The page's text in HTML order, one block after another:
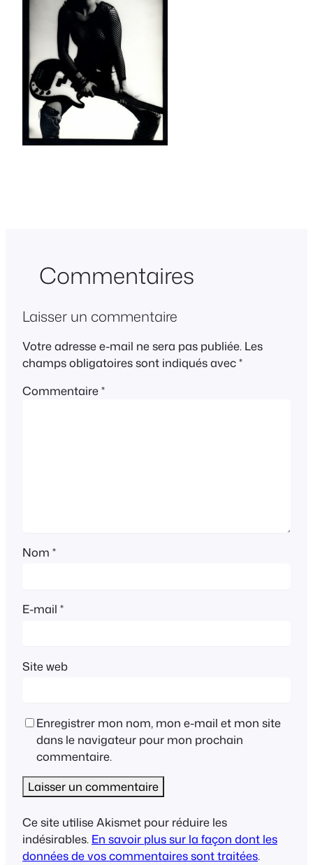
Commentaires
Laisser un commentaire
Votre adresse e-mail ne sera pas publiée. Les
champs obligatoires sont indiqués avec*
Commentaire*
Nom *
E-mail *
Site web
Enregistrer mon nom, mon e-mail et mon site
dans le navigateur pour mon prochain
commentaire.
Ce site utilise Akismet pour réduire les
indésirables. En savoir plus sur la façon dont les
données de vos commentaires sont traitées.